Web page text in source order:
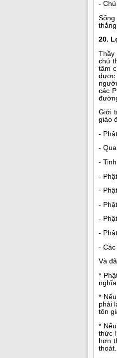
-
20.
Thầy
chú
tâm
được
các
Giới
giáo
-
-
-
-
-
-
-
-
-
Và
*
*
phải
tôn
*
thức
hơn
thoát.